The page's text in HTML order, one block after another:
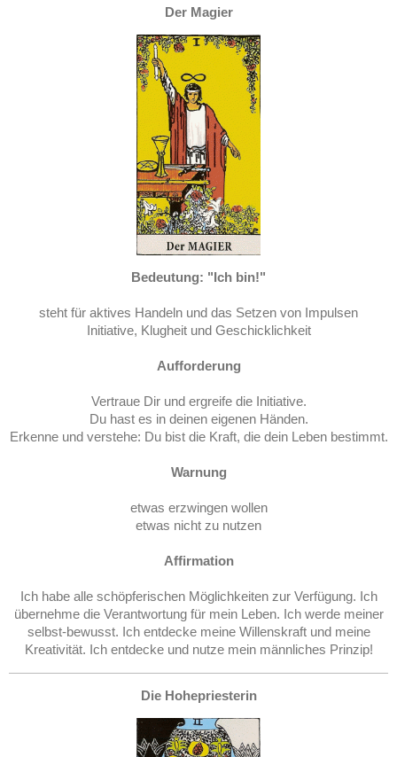
Der Magier
Bedeutung: "Ich bin!"
steht für aktives Handeln und das Setzen von Impulsen
Initiative, Klugheit und Geschicklichkeit
Aufforderung
Vertraue Dir und ergreife die Initiative.
Du hast es in deinen eigenen Händen.
Erkenne und verstehe: Du bist die Kraft, die dein Leben bestimmt.
Warnung
etwas erzwingen wollen
etwas nicht zu nutzen
Affirmation
Ich habe alle schöpferischen Möglichkeiten zur Verfügung. Ich
übernehme die Verantwortung für mein Leben. Ich werde meiner
selbst-bewusst. Ich entdecke meine Willenskraft und meine
Kreativität. Ich entdecke und nutze mein männliches Prinzip!
Die Hohepriesterin